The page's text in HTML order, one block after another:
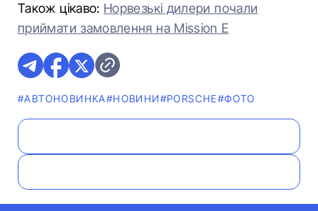
Також цікаво: Норвезькі дилери почали
приймати замовлення на Mission E
#АВТОНОВИНКА#НОВИНИ#PORSCHE#ФОТО